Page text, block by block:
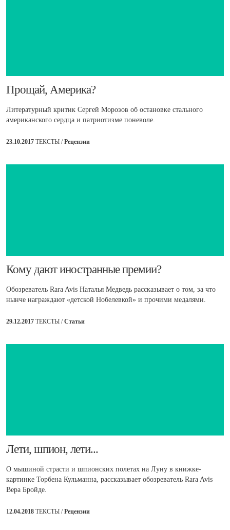
​Прощай, Америка?
Литературный критик Сергей Морозов об остановке стального
американского сердца и патриотизме поневоле.
23.10.2017 ТЕКСТЫ /Рецензии
​Кому дают иностранные премии?
Обозреватель Rara Avis Наталья Медведь рассказывает о том, за что
нынче награждают «детской Нобелевкой» и прочими медалями.
29.12.2017 ТЕКСТЫ /Статьи
​Лети, шпион, лети...
О мышиной страсти и шпионских полетах на Луну в книжке-
картинке Торбена Кульманна, рассказывает обозреватель Rara Avis
Вера Бройде.
12.04.2018 ТЕКСТЫ /Рецензии